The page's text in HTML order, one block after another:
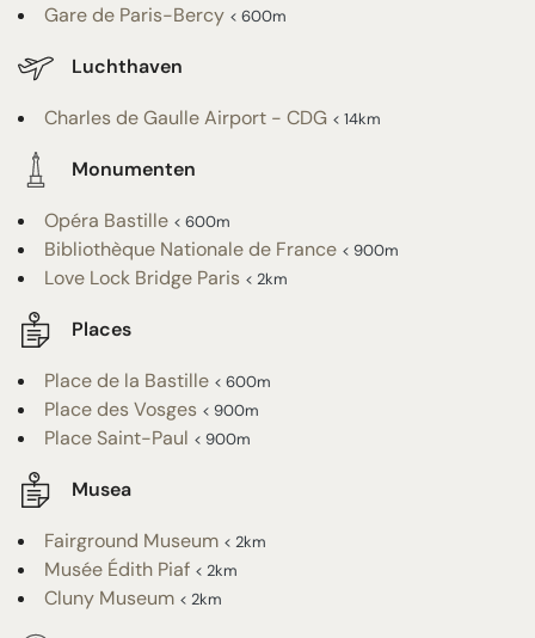
Gare de Paris-Bercy < 600m
Luchthaven
Charles de Gaulle Airport - CDG < 14km
Monumenten
Opéra Bastille < 600m
Bibliothèque Nationale de France < 900m
Love Lock Bridge Paris < 2km
Places
Place de la Bastille < 600m
Place des Vosges < 900m
Place Saint-Paul < 900m
Musea
Fairground Museum < 2km
Musée Édith Piaf < 2km
Cluny Museum < 2km